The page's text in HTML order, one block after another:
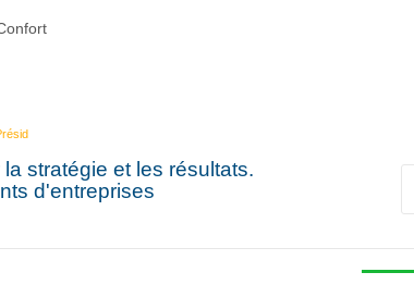
stratégie et les résultats.
d'entreprises